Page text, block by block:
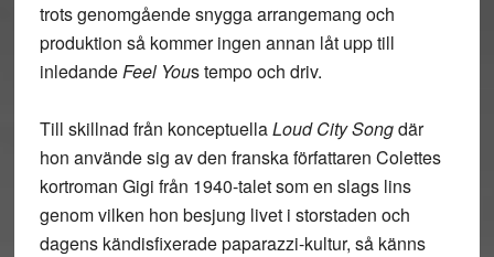
trots genomgående snygga arrangemang och
produktion så kommer ingen annan låt upp till
inledandeFeel Yous tempo och driv.
Till skillnad från konceptuellaLoud City Songdär
hon använde sig av den franska författaren Colettes
kortroman Gigi från 1940-talet som en slags lins
genom vilken hon besjung livet i storstaden och
dagens kändisfixerade paparazzi-kultur, så känns